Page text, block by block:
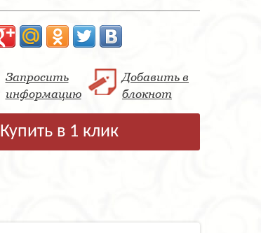
Запросить
информацию
Добавить в
блокнот
Купить в 1 клик